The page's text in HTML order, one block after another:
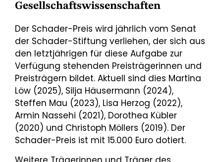
Gesellschaftswissenschaften
Der Schader-Preis wird jährlich vom Senat
der Schader-Stiftung verliehen, der sich aus
den letztjährigen für diese Aufgabe zur
Verfügung stehenden Preisträgerinnen und
Preisträgern bildet. Aktuell sind dies Martina
Löw (2025), Silja Häusermann (2024),
Steffen Mau (2023), Lisa Herzog (2022),
Armin Nassehi (2021), Dorothea Kübler
(2020) und Christoph Möllers (2019). Der
Schader-Preis ist mit 15.000 Euro dotiert.